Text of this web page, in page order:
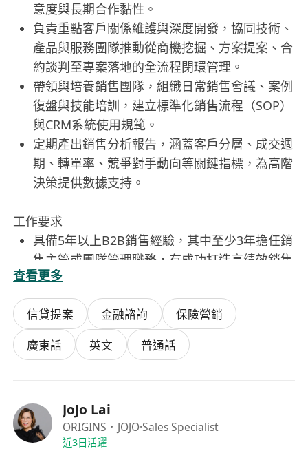
意度與長期合作黏性。
負責重點客戶關係維護與深度開發，協同技術、
產品與服務團隊推動從商機挖掘、方案提案、合
約談判至專案落地的全流程閉環管理。
帶領與培養銷售團隊，組織日常銷售會議、案例
復盤與技能培訓，建立標準化銷售流程（SOP）
與CRM系統使用規範。
定期產出銷售分析報告，涵蓋客戶分層、成交週
期、轉單率、競爭對手動向等關鍵指標，為高階
決策提供數據支持。
工作要求
具備5年以上B2B銷售經驗，其中至少3年擔任銷
售主管或團隊管理職務，有成功打造高績效銷售
團隊之實績者優先。
熟悉解決方案式銷售（Solution Selling）方法
論，能獨立完成複雜客戶場景下的需求診斷、價
值主張設計與多部門協同推進。
具備優秀的商業敏感度與市場洞察力，能快速理
精通CRM系統操作（如Salesforce、HubSpot
等），具備基本財務概念（含報價、毛利分析、
合約條款審核能力）。
查看更多
信貸提案 金融諮詢
保險營銷
廣東話
英文 普通話
JoJo Lai
ORIGINS．JOJO·Sales Specialist
近3日活躍